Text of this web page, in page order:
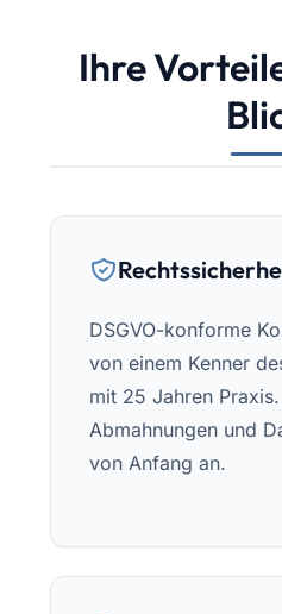
Ihre
DSGVO-konforme
von einem Kenner
mit 25 Jahren
Abmahnungen und
von Anfang an.